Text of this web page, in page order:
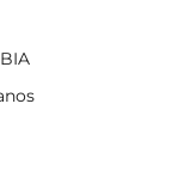
3